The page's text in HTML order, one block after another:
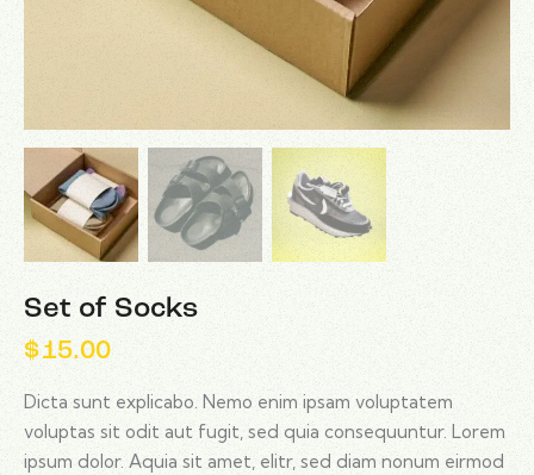
Set of Socks
$15.00
Dicta sunt explicabo. Nemo enim ipsam voluptatem
voluptas sit odit aut fugit, sed quia consequuntur. Lorem
ipsum dolor. Aquia sit amet, elitr, sed diam nonum eirmod